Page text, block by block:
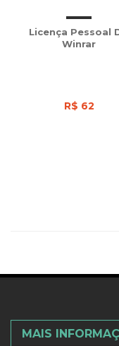
Licença Pessoal
Winrar
R$ 62
MAIS